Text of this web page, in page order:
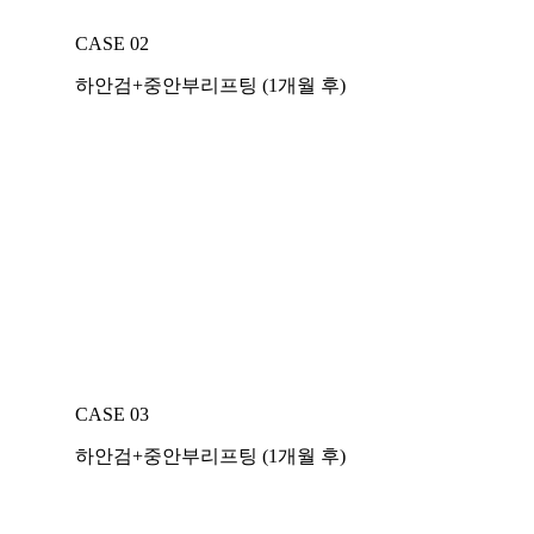
CASE 02
하안검+중안부리프팅 (1개월 후)
CASE 03
하안검+중안부리프팅 (1개월 후)